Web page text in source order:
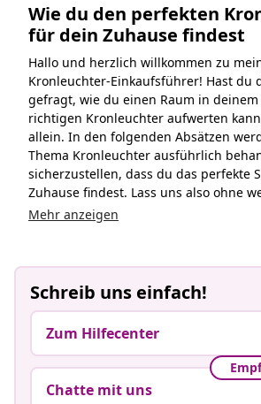
Wie du den perfekten
für dein Zuhause findest
Hallo und herzlich willkommen zu
Kronleuchter-Einkaufsführer! Hast du
gefragt, wie du einen Raum in
richtigen Kronleuchter aufwerten
allein. In den folgenden Absätzen
Thema Kronleuchter ausführlich
sicherzustellen, dass du das perfekte
Zuhause findest. Lass uns also ohne
Mehr anzeigen
Schreib uns einfach!
Zum Hilfecenter
Chatte mit uns